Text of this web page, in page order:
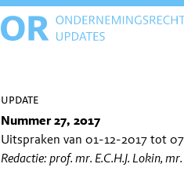
update
Nummer 27, 2017
Uitspraken van 01-12-2017 tot
Redactie: prof. mr. E.C.H.J. Lokin,